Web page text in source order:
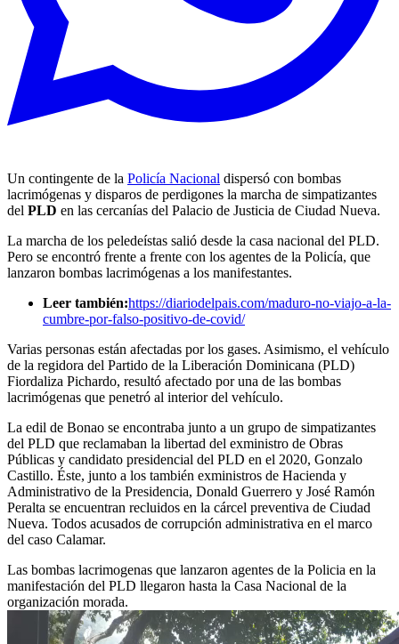
Un contingente de la Policía Nacional dispersó con bombas
lacrimógenas y disparos de perdigones la marcha de simpatizantes
del PLD en las cercanías del Palacio de Justicia de Ciudad Nueva.
La marcha de los peledeístas salió desde la casa nacional del PLD.
Pero se encontró frente a frente con los agentes de la Policía, que
lanzaron bombas lacrimógenas a los manifestantes.
Leer también:https://diariodelpais.com/maduro-no-viajo-a-la-
cumbre-por-falso-positivo-de-covid/
Varias personas están afectadas por los gases. Asimismo, el vehículo
de la regidora del Partido de la Liberación Dominicana (PLD)
Fiordaliza Pichardo, resultó afectado por una de las bombas
lacrimógenas que penetró al interior del vehículo.
La edil de Bonao se encontraba junto a un grupo de simpatizantes
del PLD que reclamaban la libertad del exministro de Obras
Públicas y candidato presidencial del PLD en el 2020, Gonzalo
Castillo. Éste, junto a los también exministros de Hacienda y
Administrativo de la Presidencia, Donald Guerrero y José Ramón
Peralta se encuentran recluidos en la cárcel preventiva de Ciudad
Nueva. Todos acusados de corrupción administrativa en el marco
del caso Calamar.
Las bombas lacrimogenas que lanzaron agentes de la Policia en la
manifestación del PLD llegaron hasta la Casa Nacional de la
organización morada.